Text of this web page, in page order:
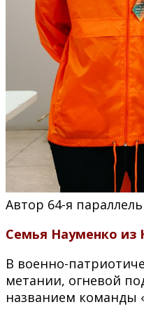
Автор 64-я
Семья Науменко из
В военно-
метании, огневой
названием команды